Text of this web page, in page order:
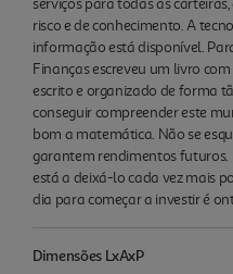
risco e de conhecimento. A
informação está disponível.
Finanças escreveu um livro
escrito e organizado de forma
conseguir compreender este
bom a matemática. Não se
garantem rendimentos futuros.
está a deixá-lo cada vez mais
dia para começar a investir é
Dimensões LxAxP